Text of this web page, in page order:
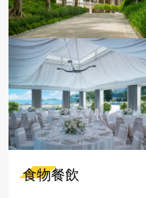
食物餐飲